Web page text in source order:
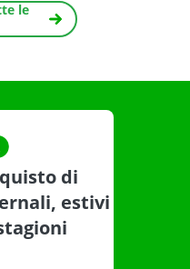
le
di
estivi